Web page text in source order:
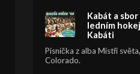
Kabát a
ledním
Kabáti
Písnička z alba Mistři
Colorado.